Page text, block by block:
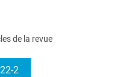
de la revue
2